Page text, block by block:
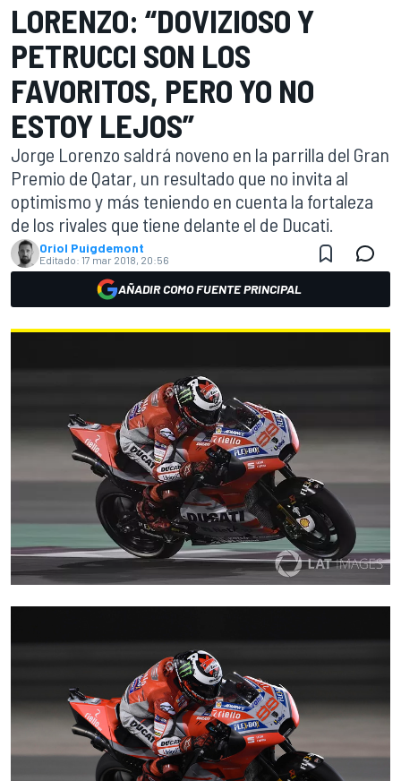
LORENZO: “DOVIZIOSO Y
PETRUCCI SON LOS
FAVORITOS, PERO YO NO
ESTOY LEJOS”
Jorge Lorenzo saldrá noveno en la parrilla del Gran
Premio de Qatar, un resultado que no invita al
optimismo y más teniendo en cuenta la fortaleza
de los rivales que tiene delante el de Ducati.
Oriol Puigdemont
Editado: 17 mar 2018, 20:56
AÑADIR COMO FUENTE PRINCIPAL